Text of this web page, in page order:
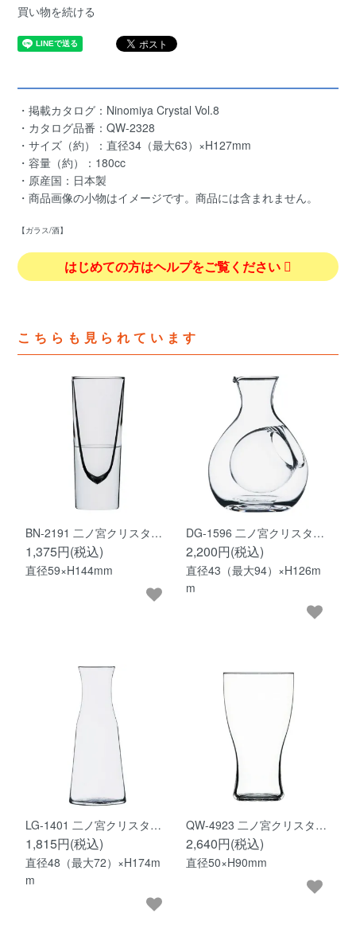
買い物を続ける
・掲載カタログ：Ninomiya Crystal Vol.8
・カタログ品番：QW-2328
・サイズ（約）：直径34（最大63）×H127mm
・容量（約）：180cc
・原産国：日本製
・商品画像の小物はイメージです。商品には含まれません。
【ガラス/酒】
はじめての方はヘルプをご覧ください
こちらも見られています
BN-2191 二ノ宮クリスタ…
1,375円(税込)
直径59×H144mm
DG-1596 二ノ宮クリスタ…
2,200円(税込)
直径43（最大94）×H126m
m
LG-1401 二ノ宮クリスタ…
1,815円(税込)
直径48（最大72）×H174m
m
QW-4923 二ノ宮クリスタ…
2,640円(税込)
直径50×H90mm